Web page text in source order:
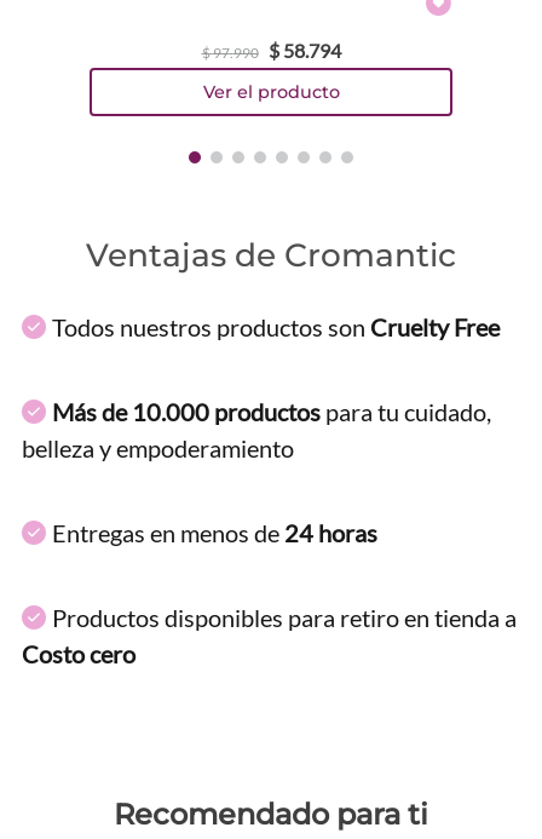
$97.990 $ 58.794
Ventajas de Cromantic
Todos nuestros productos son Cruelty Free
Más de 10.000 productos para tu cuidado,
belleza y empoderamiento
Entregas en menos de 24 horas
Productos disponibles para retiro en tienda a
Costo cero
Recomendado para ti